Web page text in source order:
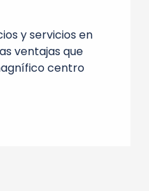
y servicios en
ventajas que
centro